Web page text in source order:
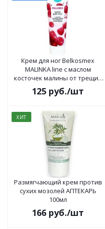
Крем для ног Belkosmex
MALINKA line с маслом
косточек малины от трещин
и натоптышей 70г
125 руб./шт
ХИТ
Размягчающий крем против
сухих мозолей АПТЕКАРЬ
100мл
166 руб./шт